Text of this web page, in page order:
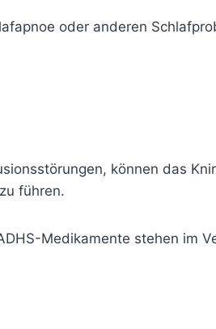
oder anderen
können das
führen.
Medikamente stehen im